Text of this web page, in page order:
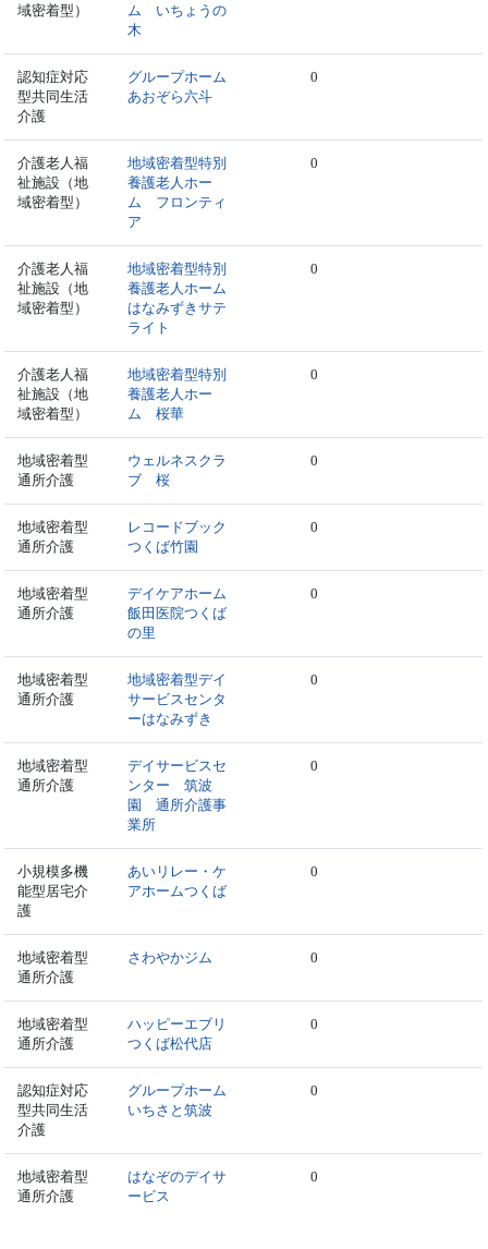
域密着型）
ム いちょうの
木
認知症対応
型共同生活
介護
グループホーム
あおぞら六斗
0
介護老人福
祉施設（地
域密着型）
地域密着型特別
養護老人ホー
ム フロンティ
ア
0
介護老人福
祉施設（地
域密着型）
地域密着型特別
養護老人ホーム
はなみずきサテ
ライト
0
介護老人福
祉施設（地
域密着型）
地域密着型特別
養護老人ホー
ム 桜華
0
地域密着型
通所介護
ウェルネスクラ
ブ 桜
0
地域密着型
通所介護
レコードブック
つくば竹園
0
地域密着型
通所介護
デイケアホーム
飯田医院つくば
の里
0
地域密着型
通所介護
地域密着型デイ
サービスセンタ
ーはなみずき
0
地域密着型
通所介護
デイサービスセ
ンター 筑波
園 通所介護事
業所
0
小規模多機
能型居宅介
護
あいリレー・ケ
アホームつくば
0
地域密着型
通所介護
さわやかジム 0
地域密着型
通所介護
ハッピーエブリ
つくば松代店
0
認知症対応
型共同生活
介護
グループホーム
いちさと筑波
0
地域密着型
通所介護
はなぞのデイサ
ービス
0